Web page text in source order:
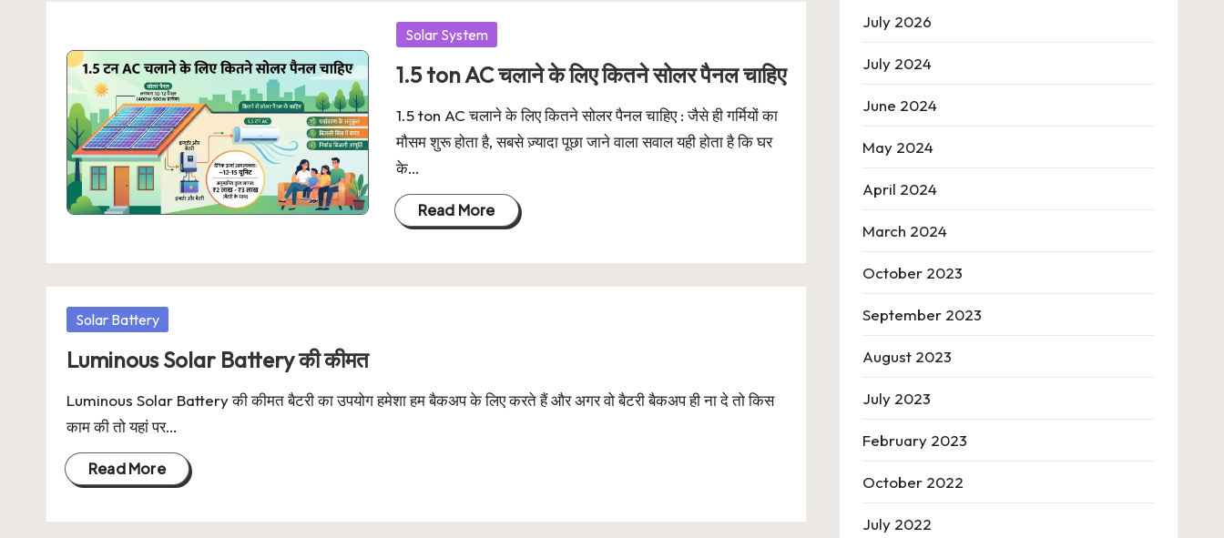
Posted
Solar System
1.5 ton AC चलाने के लिए कितने सोलर पैनल चाहिए
1.5 ton AC चलाने के लिए कितने सोलर पैनल चाहिए : जैसे ही गर्मियों का
मौसम शुरू होता है, सबसे ज़्यादा पूछा जाने वाला सवाल यही होता है कि घर
के…
Read More
Posted
Solar Battery
Luminous Solar Battery की कीमत
Luminous Solar Battery की कीमत बैटरी का उपयोग हमेशा हम बैकअप के लिए करते हैं और अगर वो बैटरी बैकअप ही ना दे तो किस
काम की तो यहां पर…
Read More
July 2026
July 2024
June 2024
May 2024
April 2024
March 2024
October 2023
September 2023
August 2023
July 2023
February 2023
October 2022
July 2022